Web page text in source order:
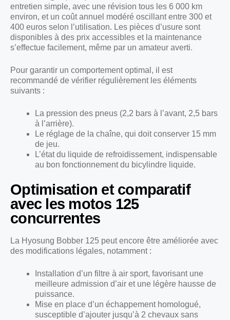
entretien simple, avec une révision tous les 6 000 km
environ, et un coût annuel modéré oscillant entre 300 et
400 euros selon l’utilisation. Les pièces d’usure sont
disponibles à des prix accessibles et la maintenance
s’effectue facilement, même par un amateur averti.
Pour garantir un comportement optimal, il est
recommandé de vérifier régulièrement les éléments
suivants :
La pression des pneus (2,2 bars à l’avant, 2,5 bars
à l’arrière).
Le réglage de la chaîne, qui doit conserver 15 mm
de jeu.
L’état du liquide de refroidissement, indispensable
au bon fonctionnement du bicylindre liquide.
Optimisation et comparatif
avec les motos 125
concurrentes
La Hyosung Bobber 125 peut encore être améliorée avec
des modifications légales, notamment :
Installation d’un filtre à air sport, favorisant une
meilleure admission d’air et une légère hausse de
puissance.
Mise en place d’un échappement homologué,
susceptible d’ajouter jusqu’à 2 chevaux sans